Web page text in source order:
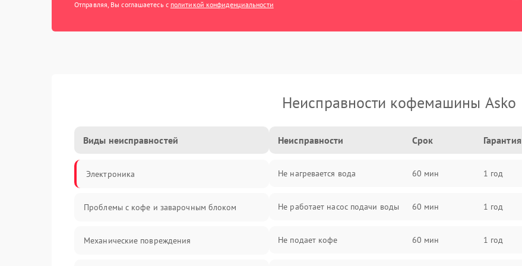
Отправляя, Вы соглашаетесь с политикой конфиденциальности
Неисправности кофемашины Asko
Виды неисправностей
Электроника
Проблемы с кофе и заварочным блоком
Механические повреждения
Неисправности Срок Гарантия
Не нагревается вода 60 мин 1 год
Не работает насос подачи воды 60 мин 1 год
Не подает кофе 60 мин 1 год